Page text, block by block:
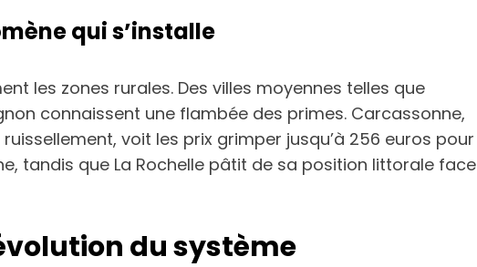
qui s’installe
les zones rurales. Des villes moyennes telles que
connaissent une flambée des primes. Carcassonne,
voit les prix grimper jusqu’à 256 euros pour
tandis que La Rochelle pâtit de sa position littorale face
du système